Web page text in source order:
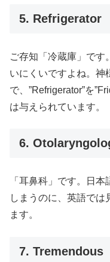
5. Refrigerator
ご存知「冷蔵庫」です
いにくいですよね。神
で、”Refrigerator”を
は与えられています。
6.
「耳鼻科」です。日
しまうのに、英語では
ます。
7. Tremendous